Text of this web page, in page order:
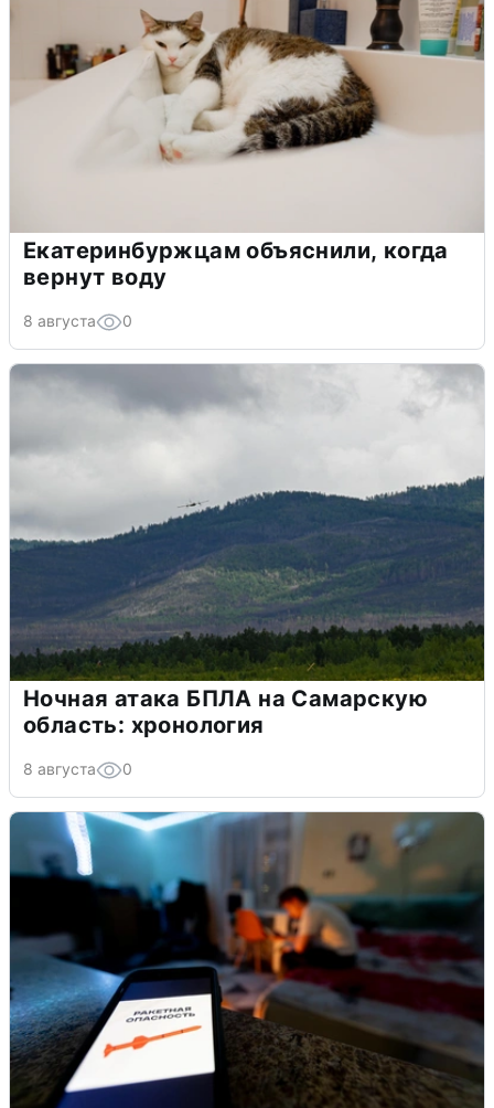
Екатеринбуржцам объяснили, когда
вернут воду
8 августа 0
Ночная атака БПЛА на Самарскую
область: хронология
8 августа 0